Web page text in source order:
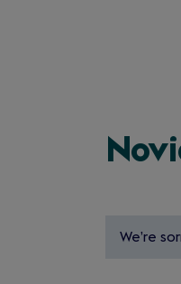
We’re